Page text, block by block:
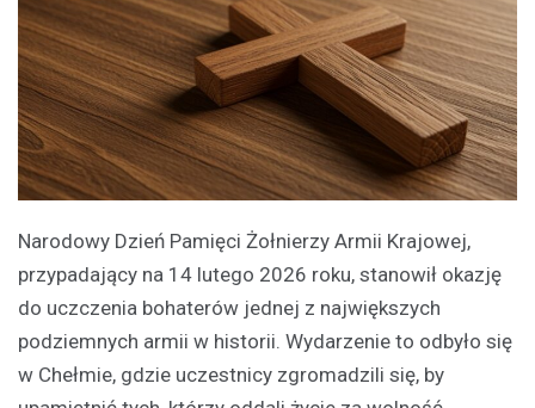
Narodowy Dzień Pamięci Żołnierzy Armii Krajowej,
przypadający na 14 lutego 2026 roku, stanowił okazję
do uczczenia bohaterów jednej z największych
podziemnych armii w historii. Wydarzenie to odbyło się
w Chełmie, gdzie uczestnicy zgromadzili się, by